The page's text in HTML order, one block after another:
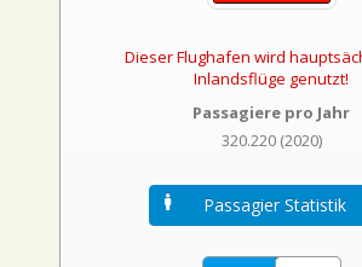
Dieser Flughafen wird
Inlandsflüge genutzt!
Passagiere pro Jahr
320.220 (2020)
Passagier Statistik